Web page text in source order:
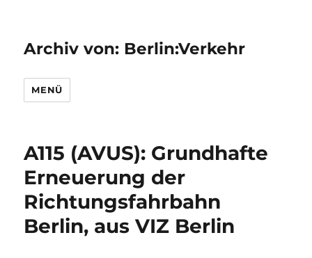
Archiv von: Berlin:Verkehr
MENÜ
A115 (AVUS): Grundhafte
Erneuerung der
Richtungsfahrbahn
Berlin, aus VIZ Berlin